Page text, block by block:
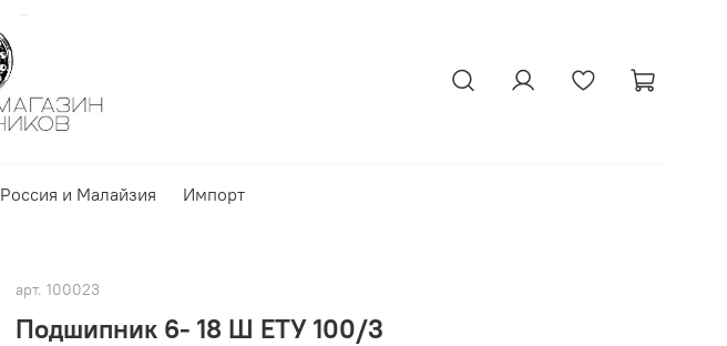
Россия и Малайзия Импорт
арт. 100023
Подшипник 6- 18 Ш ЕТУ 100/3